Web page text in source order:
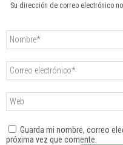
Su dirección de correo electrónico
Guarda mi nombre, correo
próxima vez que comente.